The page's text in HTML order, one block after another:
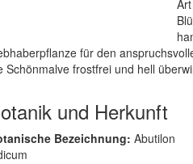
für den
Schönmalve frostfrei und hell
und Herkunft
Bezeichnung: Abutilon